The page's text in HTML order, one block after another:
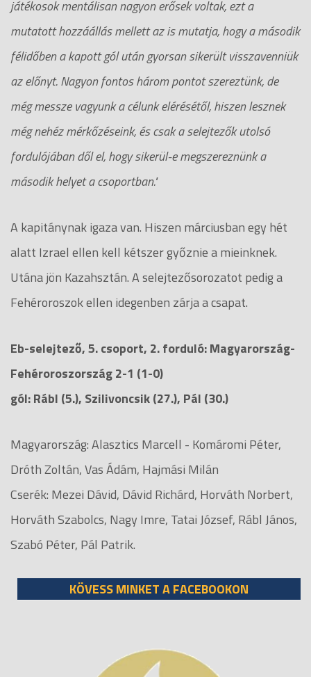
játékosok mentálisan nagyon erősek voltak, ezt a
mutatott hozzáállás mellett az is mutatja, hogy a második
félidőben a kapott gól után gyorsan sikerült visszavenniük
az előnyt. Nagyon fontos három pontot szereztünk, de
még messze vagyunk a célunk elérésétől, hiszen lesznek
még nehéz mérkőzéseink, és csak a selejtezők utolsó
fordulójában dől el, hogy sikerül-e megszereznünk a
második helyet a csoportban."
A kapitánynak igaza van. Hiszen márciusban egy hét
alatt Izrael ellen kell kétszer győznie a mieinknek.
Utána jön Kazahsztán. A selejtezősorozatot pedig a
Fehéroroszok ellen idegenben zárja a csapat.
Eb-selejtező, 5. csoport, 2. forduló: Magyarország-
Fehéroroszország 2-1 (1-0)
gól: Rábl (5.), Szilivoncsik (27.), Pál (30.)
Magyarország: Alasztics Marcell - Komáromi Péter,
Dróth Zoltán, Vas Ádám, Hajmási Milán
Cserék: Mezei Dávid, Dávid Richárd, Horváth Norbert,
Horváth Szabolcs, Nagy Imre, Tatai József, Rábl János,
Szabó Péter, Pál Patrik.
KÖVESS MINKET A FACEBOOKON